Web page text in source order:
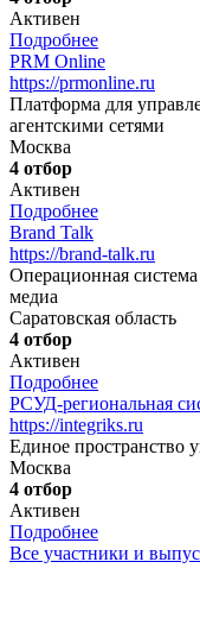
Активен
Подробнее
PRM Online
https://prmonline.ru
Платформа для
агентскими сетями
Москва
4 отбор
Активен
Подробнее
Brand Talk
https://brand-talk.ru
Операционная
медиа
Саратовская область
4 отбор
Активен
Подробнее
РСУД-региональная
https://integriks.ru
Единое пространство
Москва
4 отбор
Активен
Подробнее
Все участники и